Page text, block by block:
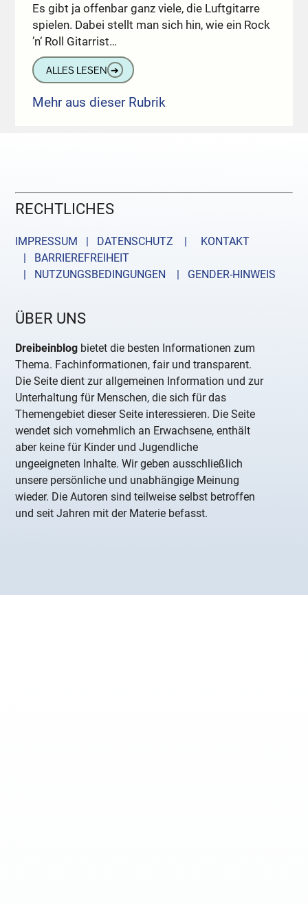
Es gibt ja offenbar ganz viele, die Luftgitarre
spielen. Dabei stellt man sich hin, wie ein Rock
’n‘ Roll Gitarrist…
ALLES LESEN ➔
Mehr aus dieser Rubrik
RECHTLICHES
IMPRESSUM | DATENSCHUTZ |
KONTAKT
| BARRIEREFREIHEIT
| NUTZUNGSBEDINGUNGEN
| GENDER-HINWEIS
ÜBER UNS
Dreibeinblog bietet die besten Informationen zum
Thema. Fachinformationen, fair und transparent.
Die Seite dient zur allgemeinen Information und zur
Unterhaltung für Menschen, die sich für das
Themengebiet dieser Seite interessieren. Die Seite
wendet sich vornehmlich an Erwachsene, enthält
aber keine für Kinder und Jugendliche
ungeeigneten Inhalte. Wir geben ausschließlich
unsere persönliche und unabhängige Meinung
wieder. Die Autoren sind teilweise selbst betroffen
und seit Jahren mit der Materie befasst.